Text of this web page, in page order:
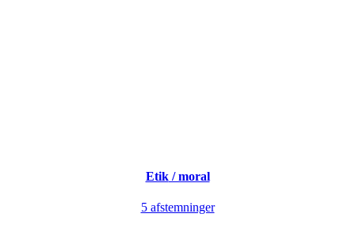
Etik/ moral
5 afstemninger